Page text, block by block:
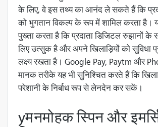
के लिए, वे इस तथ्य का आनंद ले सकते हैं कि
को भुगतान विकल्प के रूप में शामिल करता है।
पुख्ता करता है कि प्रदाता डिजिटल रुझानों के
लिए उत्सुक है और अपने खिलाड़ियों को सुविधा
लक्ष्य रखता है। Google Pay, Paytm और
मानक तरीके यह भी सुनिश्चित करते हैं कि
परेशानी के निर्बाध रूप से लेनदेन कर सकें।
yमनमोहक स्पिन और